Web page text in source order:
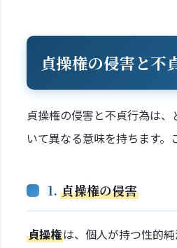
貞操権の侵害と不
貞操権の侵害と不貞行為は
いて異なる意味を持ちます。
1. 貞操権の侵害
貞操権は、個人が持つ性的